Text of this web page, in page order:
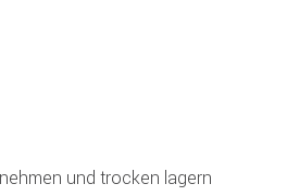
und trocken lagern